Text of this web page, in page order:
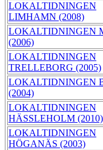
LOKALTIDNINGEN
LIMHAMN (2008)
LOKALTIDNINGEN
(2006)
LOKALTIDNINGEN
TRELLEBORG (2005)
LOKALTIDNINGEN
(2004)
LOKALTIDNINGEN
HÄSSLEHOLM (2010)
LOKALTIDNINGEN
HÖGANÄS (2003)